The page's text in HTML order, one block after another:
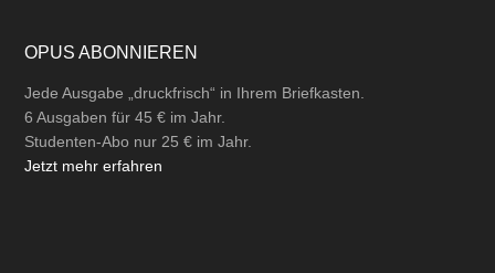
OPUS ABONNIEREN
Jede Ausgabe „druckfrisch“ in Ihrem Briefkasten.
6 Ausgaben für 45 € im Jahr.
Studenten-Abo nur 25 € im Jahr.
Jetzt mehr erfahren